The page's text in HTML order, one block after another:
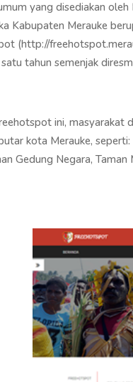
yang disediakan
Kabupaten Merauke
(http://
tahun semenjak
ini, masyarakat
kota Merauke,
Gedung Negara,